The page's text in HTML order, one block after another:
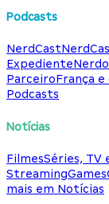
Podcasts
NerdCast
Expediente
ParceiroFrança
Podcasts
Notícias
FilmesSéries, TV
StreamingGames
mais em Notícias